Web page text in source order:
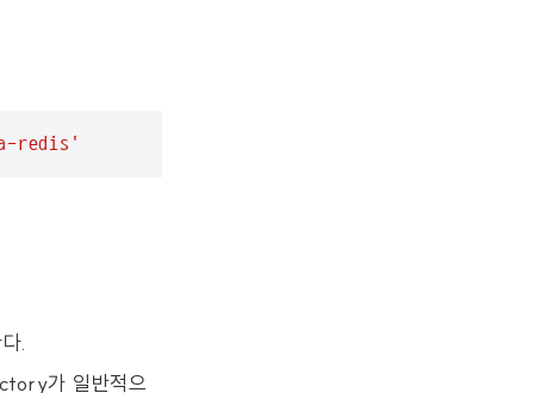
redis'
.
가 일반적으